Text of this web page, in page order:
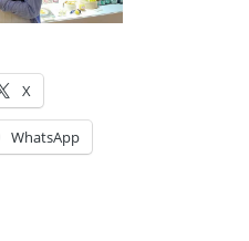
X
WhatsApp